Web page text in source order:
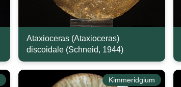
Ataxioceras (Ataxioceras)
discoidale (Schneid, 1944)
Kimmeridgium